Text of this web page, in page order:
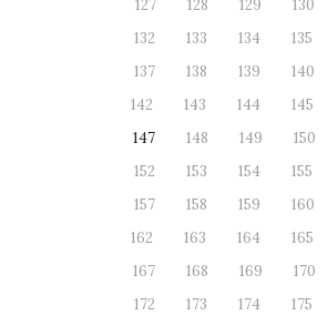
127
128 129 130
132
133 134 135
137
138 139 140
142
143 144 145
147
148 149 150
152
153 154 155
157
158 159 160
162
163 164 165
167
168 169 170
172
173 174 175